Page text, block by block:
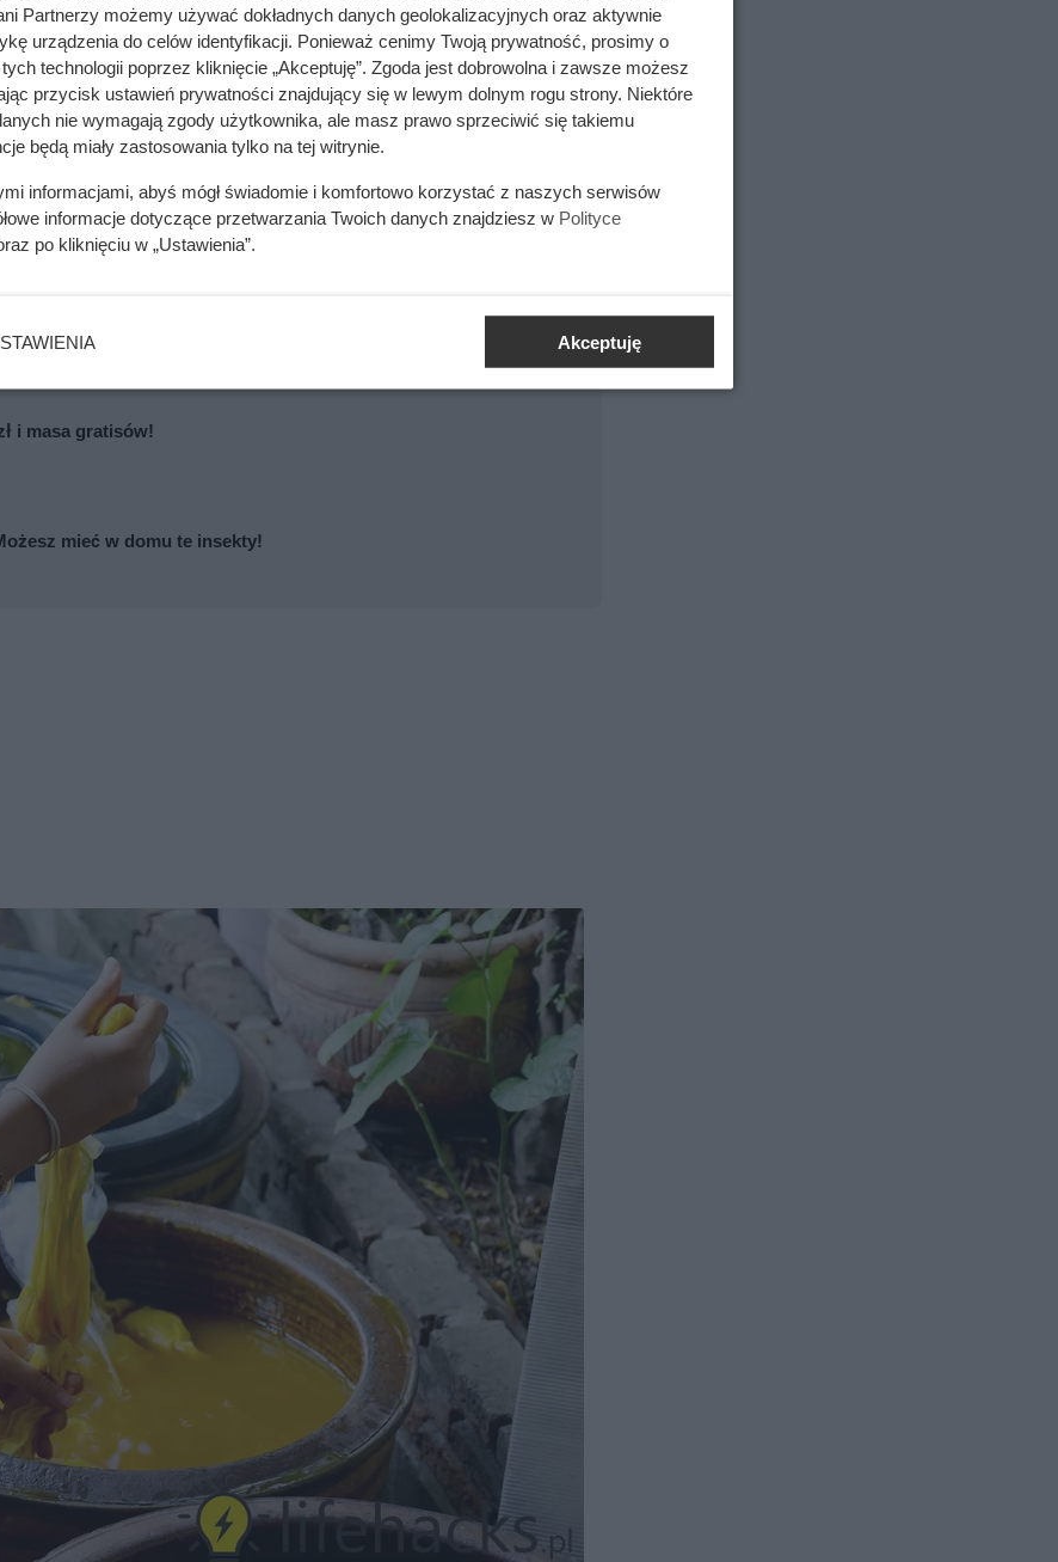
trzymać się tej instrukcji
tkanin?
do barwnika, upewnij się, że dana tkanina w ogóle nadaje się do
wyprane. Nawet nowy biały t-shirt może zawierać resztki
Farbowanie można przeprowadzić na kilka sposobów, np. w
i masa gratisów!
mieć w domu te insekty!
Partnerzy możemy używać dokładnych danych geolokalizacyjnych oraz aktywnie
urządzenia do celów identyfikacji. Ponieważ cenimy Twoją prywatność, prosimy o
technologii poprzez kliknięcie „Akceptuję”. Zgoda jest dobrowolna i zawsze możesz
przycisk ustawień prywatności znajdujący się w lewym dolnym rogu strony. Niektóre
nie wymagają zgody użytkownika, ale masz prawo sprzeciwić się takiemu
będą miały zastosowania tylko na tej witrynie.
informacjami, abyś mógł świadomie i komfortowo korzystać z naszych serwisów
informacje dotyczące przetwarzania Twoich danych znajdziesz w Polityce
po kliknięciu w „Ustawienia”.
Akceptuję